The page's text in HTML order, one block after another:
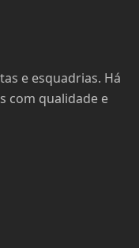
e esquadrias. Há
com qualidade e